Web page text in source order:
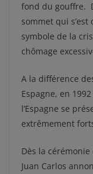
fond du gouffre.
sommet qui
symbole de la
chômage
A la différence
Espagne, en
l’Espagne se
extrêmement
Dès la
Juan Carlos